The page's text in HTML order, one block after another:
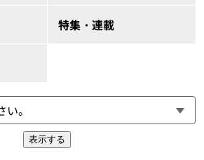
特集・連載
表示する